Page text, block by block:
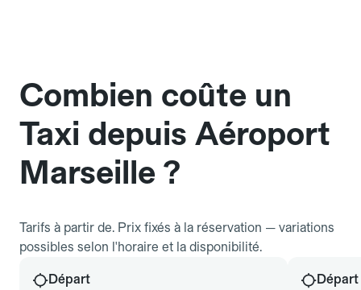
Combien coûte un
Taxi depuis Aéroport
Marseille ?
Tarifs à partir de. Prix fixés à la réservation — variations
possibles selon l'horaire et la disponibilité.
Départ
Départ